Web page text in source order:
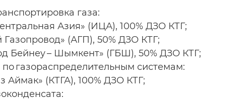
газа:
Азия» (ИЦА), 100% ДЗО КТГ;
Газопровод» (АГП), 50% ДЗО КТГ;
Бейнеу – Шымкент» (ГБШ), 50% ДЗО КТГ;
газораспределительным системам:
Аймак» (КТГА), 100% ДЗО КТГ;